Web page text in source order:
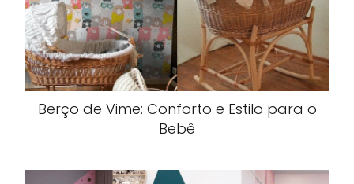
Berço de Vime: Conforto e Estilo para o
Bebê